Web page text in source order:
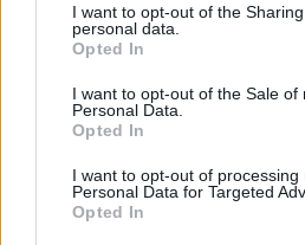
not limited to your visit or usage
grant or deny consent to Google
use your data for below specified
consent section.
I want to opt-out of the
personal data.
Opted In
I want to opt-out of the Sale of
Personal Data.
Opted In
I want to opt-out of processing
Personal Data for Targeted
Opted In
FÓKUSZ #BULVÁR #EXTRA
SÁFRÁNY EMESE